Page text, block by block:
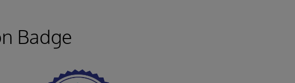
Badge